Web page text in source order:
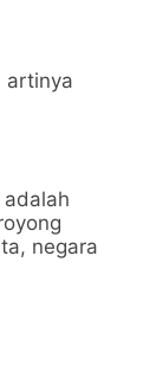
artinya
adalah
negara